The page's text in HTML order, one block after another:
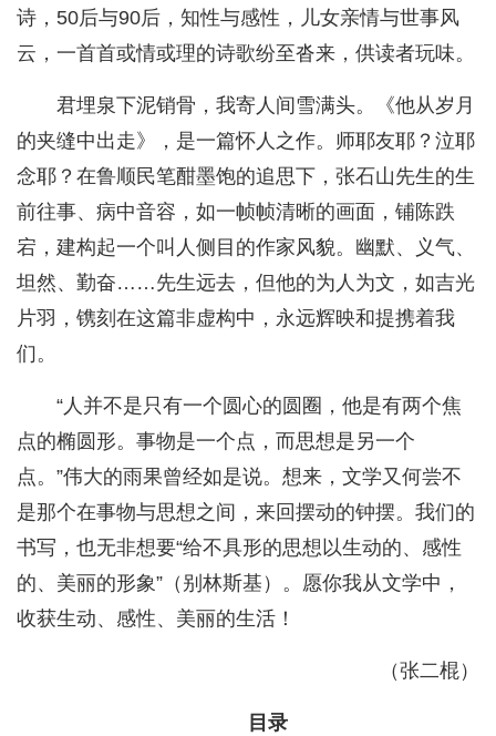
诗，50后与90后，知性与感性，儿女亲情与世事风
云，一首首或情或理的诗歌纷至沓来，供读者玩味。
君埋泉下泥销骨，我寄人间雪满头。《他从岁月
的夹缝中出走》，是一篇怀人之作。师耶友耶？泣耶
念耶？在鲁顺民笔酣墨饱的追思下，张石山先生的生
前往事、病中音容，如一帧帧清晰的画面，铺陈跌
宕，建构起一个叫人侧目的作家风貌。幽默、义气、
坦然、勤奋……先生远去，但他的为人为文，如吉光
片羽，镌刻在这篇非虚构中，永远辉映和提携着我
们。
“人并不是只有一个圆心的圆圈，他是有两个焦
点的椭圆形。事物是一个点，而思想是另一个
点。”伟大的雨果曾经如是说。想来，文学又何尝不
是那个在事物与思想之间，来回摆动的钟摆。我们的
书写，也无非想要“给不具形的思想以生动的、感性
的、美丽的形象”（别林斯基）。愿你我从文学中，
收获生动、感性、美丽的生活！
（张二棍）
目录